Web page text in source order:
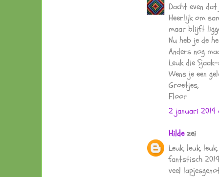
Dacht even
Heerlijk om
maar blijft
Nu heb je de
Anders nog
Leuk die
Wens je een
Groetjes,
Floor
2 januari 2019
Hildezei
Leuk, leuk,
fantstisch
veel